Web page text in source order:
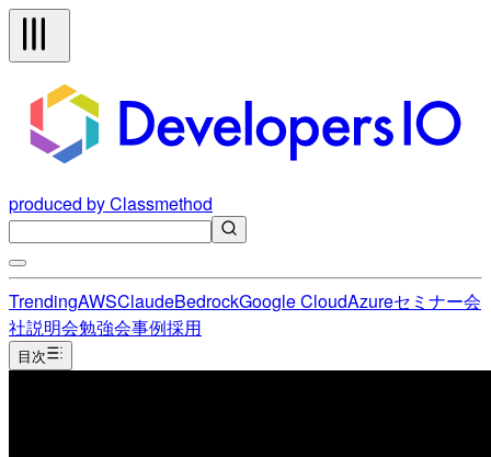
produced by Classmethod
TrendingAWSClaudeBedrockGoogle CloudAzureセミナー会
社説明会勉強会事例採用
目次